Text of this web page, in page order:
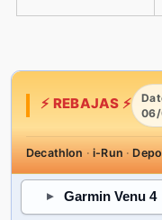
⚡ REBAJAS ⚡
Decathlon ·i-Run ·
Garmin Venu 4